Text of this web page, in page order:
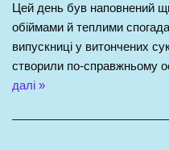
Цей день був наповнений
обіймами й теплими
випускниці у витончених
створили по-справжньому
далі »